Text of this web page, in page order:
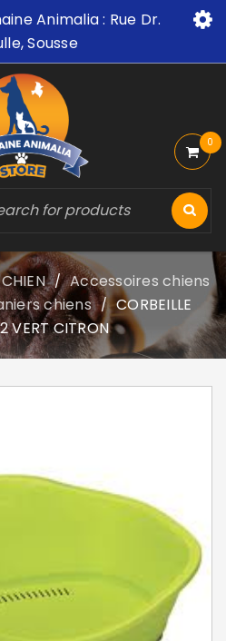
Animalia : Rue Dr.
Sousse
0
CHIEN / Accessoires chiens
chiens / CORBEILLE
VERT CITRON